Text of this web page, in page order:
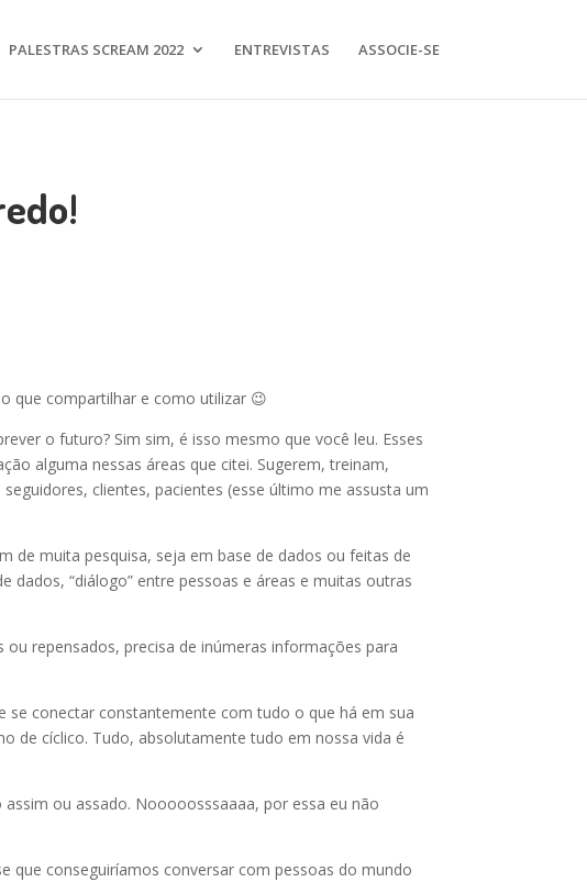
PALESTRAS SCREAM 2022 ENTREVISTAS ASSOCIE-SE
que compartilhar e como utilizar 😉
o futuro? Sim sim, é isso mesmo que você leu. Esses
alguma nessas áreas que citei. Sugerem, treinam,
clientes, pacientes (esse último me assusta um
de muita pesquisa, seja em base de dados ou feitas de
“diálogo” entre pessoas e áreas e muitas outras
repensados, precisa de inúmeras informações para
se conectar constantemente com tudo o que há em sua
de cíclico. Tudo, absolutamente tudo em nossa vida é
ou assado. Nooooosssaaaa, por essa eu não
que conseguiríamos conversar com pessoas do mundo